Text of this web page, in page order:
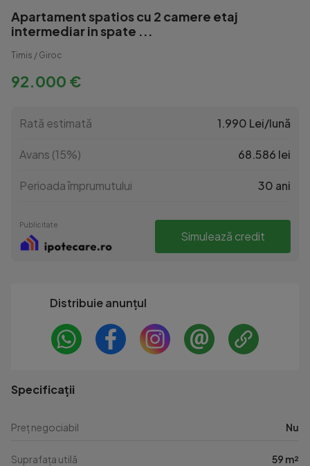
Apartament spatios cu 2 camere etaj
intermediar in spate ...
Timis / Giroc
92.000 €
Rată estimată 1.990 Lei/lună
Avans (15%) 68.586 lei
Perioada împrumutului 30 ani
Publicitate
Simulează credit
Distribuie anunțul
Specificații
Preț negociabil Nu
Suprafața utilă 59 m²